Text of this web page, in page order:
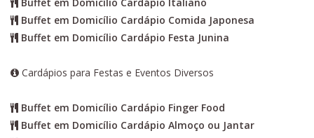
Buffet em Domicílio Cardápio Comida Japonesa
Buffet em Domicílio Cardápio Festa Junina
Cardápios para Festas e Eventos Diversos
Buffet em Domicílio Cardápio Finger Food
Buffet em Domicílio Cardápio Almoço ou Jantar